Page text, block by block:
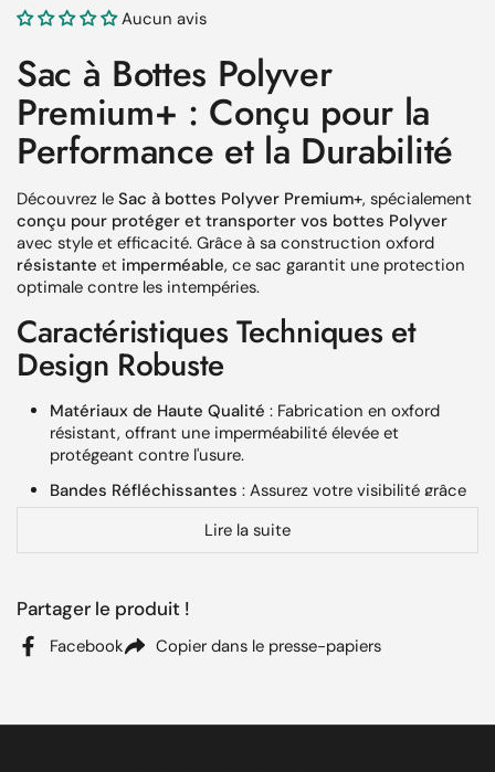
Aucun avis
Sac à Bottes Polyver
Premium+ : Conçu pour la
Performance et la Durabilité
Découvrez le Sac à bottes Polyver Premium+, spécialement
conçu pour protéger et transporter vos bottes Polyver
avec style et efficacité. Grâce à sa construction oxford
résistante et imperméable, ce sac garantit une protection
optimale contre les intempéries.
Caractéristiques Techniques et
Design Robuste
Matériaux de Haute Qualité : Fabrication en oxford
résistant, offrant une imperméabilité élevée et
protégeant contre l'usure.
Bandes Réfléchissantes : Assurez votre visibilité grâce
aux bandes latérales réfléchissantes.
Ouverture Facile: Profitez d'une ouverture large à
Praticité: Équipé d'une poignée de transport pour un
Avantages du Sac à Bottes Polyver
Lire la suite
Partager le produit !
Facebook Copier dans le presse-papiers